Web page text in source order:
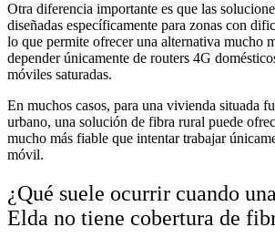
Otra diferencia importante es que las
diseñadas específicamente para zonas con
lo que permite ofrecer una alternativa mucho
depender únicamente de routers 4G
móviles saturadas.
En muchos casos, para una vivienda situada
urbano, una solución de fibra rural puede
mucho más fiable que intentar trabajar
móvil.
¿Qué suele ocurrir cuando
Elda no tiene cobertura de